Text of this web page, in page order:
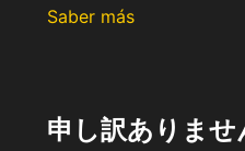
Saber más
申し訳ありま